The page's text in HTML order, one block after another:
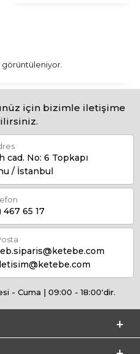
için bizimle iletişime
cad. No: 6 Topkapı
/ İstanbul
467 65 17
- Cuma | 09:00 - 18:00'dir.